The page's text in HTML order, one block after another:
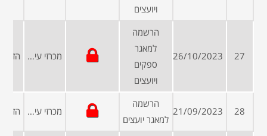
ויועצים
27
26/10/2023
הרשמה
למאגר
ספקים
ויועצים
מכרזי עיריות ומועצות
28
21/09/2023
הרשמה
למאגר יועצים
מכרזי עיריות ומועצות